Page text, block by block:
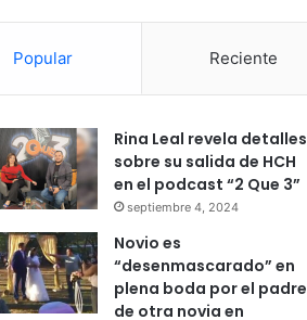
Popular Reciente
Rina Leal revela detalles
sobre su salida de HCH
en el podcast “2 Que 3”
septiembre 4, 2024
Novio es
“desenmascarado” en
plena boda por el padre
de otra novia en